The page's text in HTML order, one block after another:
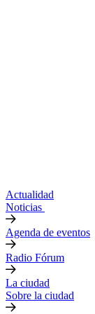
Actualidad
Noticias
Agenda de eventos
Radio Fórum
La ciudad
Sobre la ciudad